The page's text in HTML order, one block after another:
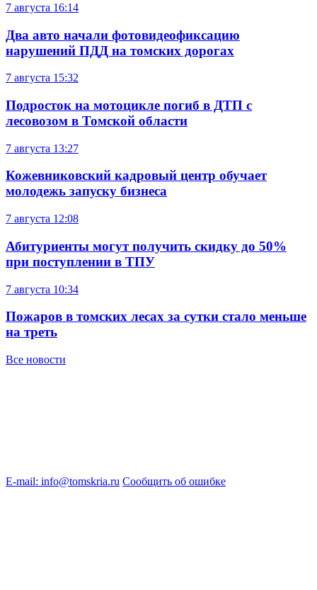
7 августа 16:14
Два авто начали фотовидеофиксацию
нарушений ПДД на томских дорогах
7 августа 15:32
Подросток на мотоцикле погиб в ДТП с
лесовозом в Томской области
7 августа 13:27
Кожевниковский кадровый центр обучает
молодежь запуску бизнеса
7 августа 12:08
Абитуриенты могут получить скидку до 50%
при поступлении в ТПУ
7 августа 10:34
Пожаров в томских лесах за сутки стало меньше
на треть
Все новости
E-mail: info@tomskria.ru Сообщить об ошибке